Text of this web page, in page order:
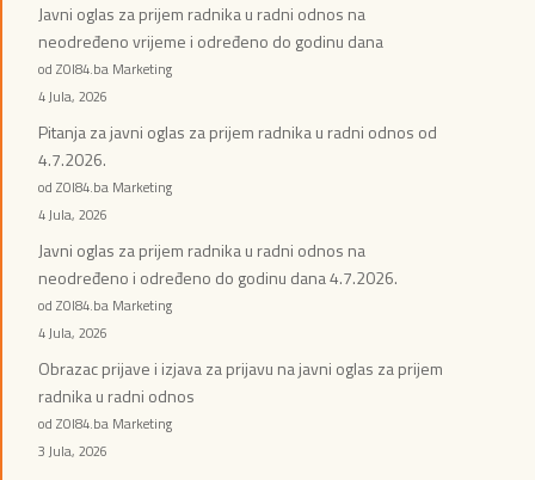
Javni oglas za prijem radnika u radni odnos na
neodređeno vrijeme i određeno do godinu dana
od ZOI84.ba Marketing
4 Jula, 2026
Pitanja za javni oglas za prijem radnika u radni odnos od
4.7.2026.
od ZOI84.ba Marketing
4 Jula, 2026
Javni oglas za prijem radnika u radni odnos na
neodređeno i određeno do godinu dana 4.7.2026.
od ZOI84.ba Marketing
4 Jula, 2026
Obrazac prijave i izjava za prijavu na javni oglas za prijem
radnika u radni odnos
od ZOI84.ba Marketing
3 Jula, 2026